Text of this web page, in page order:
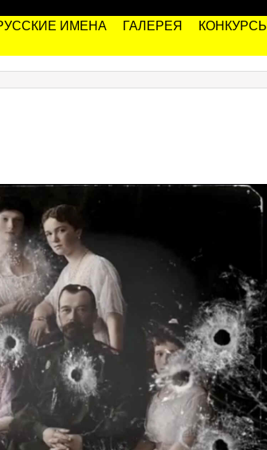
ИМЕНА ГАЛЕРЕЯ КОНКУРСЫ